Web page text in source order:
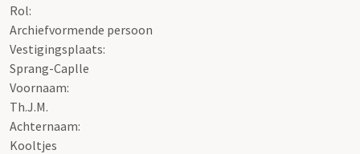
Rol:
Archiefvormende persoon
Vestigingsplaats:
Sprang-Caplle
Voornaam:
Th.J.M.
Achternaam:
Kooltjes